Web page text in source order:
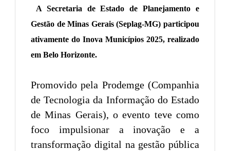
A Secretaria de Estado de Planejamento e
Gestão de Minas Gerais (Seplag-MG) participou
ativamente do Inova Municípios 2025, realizado
em Belo Horizonte.
Promovido pela Prodemge (Companhia
de Tecnologia da Informação do Estado
de Minas Gerais), o evento teve como
foco impulsionar a inovação e a
transformação digital na gestão pública